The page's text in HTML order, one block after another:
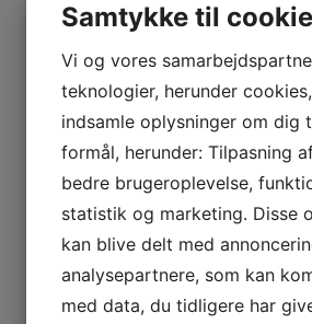
Blokke, Scepter
Borde
Bordbeslag
Bordplade
Bordstativ
Bordsøjle
Bøjler og kroge
Krog
Monteringsplade med øje
Pad eyes
Brændstofdunke
Brændstoftanke
Samtykke til
Vi og vores
teknologier, herunder
indsamle oplysninger om dig
formål, herunder: Tilpasning
bedre brugeroplevelse,
statistik og marketing. Disse
kan blive delt med
analysepartnere, som kan
med data, du tidligere har